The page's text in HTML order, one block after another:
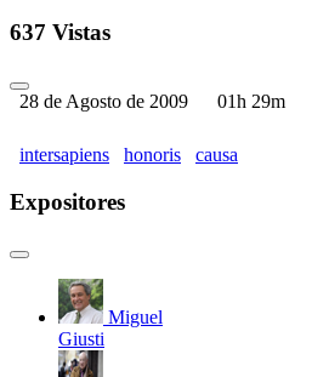
637 Vistas
28 de Agosto de 2009 01h 29m
intersapiens honoris causa
Expositores
Miguel
Giusti